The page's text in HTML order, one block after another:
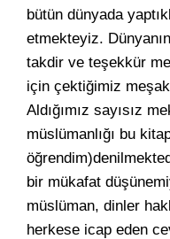
bütün dünyada
etmekteyiz.
takdir ve teşekkür
için çektiğimiz
Aldığımız sayısız
müslümanlığı bu
bir mükafat
müslüman, dinler
herkese icap eden